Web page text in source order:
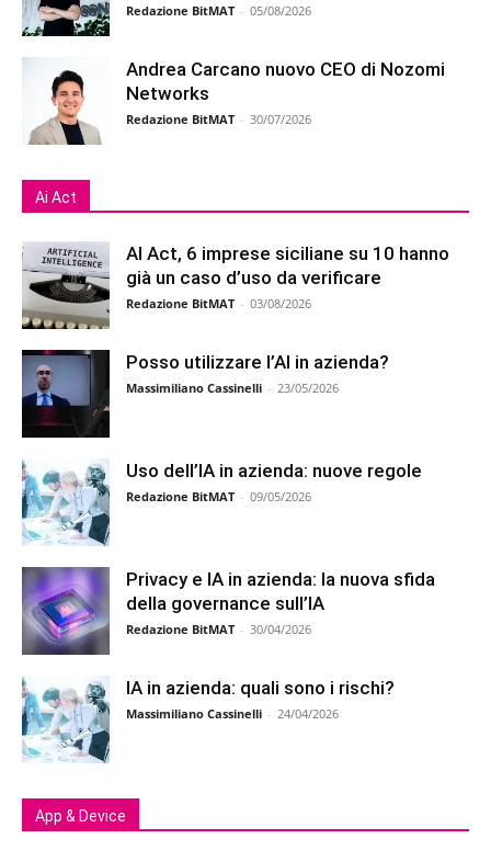
Redazione BitMAT - 05/08/2026
Andrea Carcano nuovo CEO di Nozomi
Networks
Redazione BitMAT - 30/07/2026
Ai Act
AI Act, 6 imprese siciliane su 10 hanno
già un caso d’uso da verificare
Redazione BitMAT - 03/08/2026
Posso utilizzare l’AI in azienda?
Massimiliano Cassinelli - 23/05/2026
Uso dell’IA in azienda: nuove regole
Redazione BitMAT - 09/05/2026
Privacy e IA in azienda: la nuova sfida
della governance sull’IA
Redazione BitMAT - 30/04/2026
IA in azienda: quali sono i rischi?
Massimiliano Cassinelli - 24/04/2026
App & Device